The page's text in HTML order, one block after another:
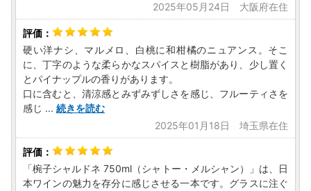
2025年05月24日 大阪府在住
硬い洋ナシ、マルメロ、白桃に和柑橘のニュアンス。そこ
に、丁字のような柔らかなスパイスと樹脂があり、少し置く
とパイナップルの香りがあります。
口に含むと、清涼感とみずみずしさを感じ、フルーティさを
感じ ... 続きを読む
2025年01月18日 埼玉県在住
「椀子シャルドネ 750ml（シャトー・メルシャン）」は、日
本ワインの魅力を存分に感じさせる一本です。グラスに注ぐ